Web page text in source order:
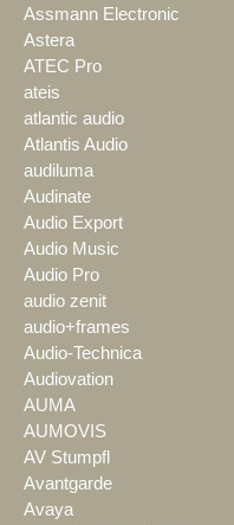
Assmann Electronic
Astera
ATEC Pro
ateis
atlantic audio
Atlantis Audio
audiluma
Audinate
Audio Export
Audio Music
Audio Pro
audio zenit
audio+frames
Audio-Technica
Audiovation
AUMA
AUMOVIS
AV Stumpfl
Avantgarde
Avaya